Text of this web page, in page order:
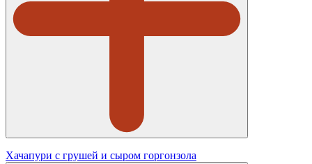
Хачапури с грушей и сыром горгонзола